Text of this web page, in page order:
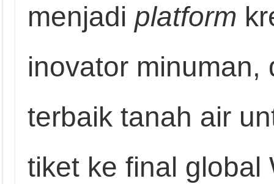
menjadi platform
inovator
terbaik tanah air
tiket ke final global